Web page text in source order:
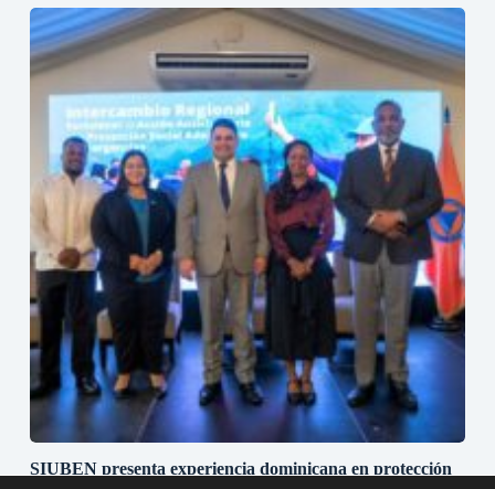
SIUBEN presenta experiencia dominicana en protección